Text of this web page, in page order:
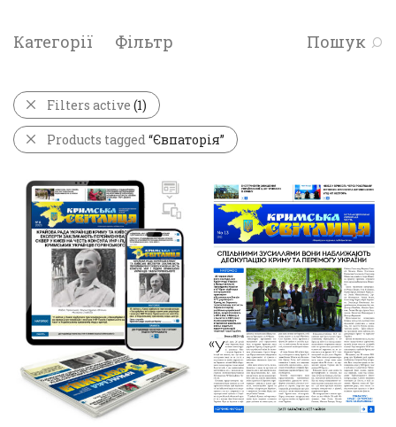
Категорії Фільтр Пошук
Filters active (1)
Products tagged“Євпаторія”